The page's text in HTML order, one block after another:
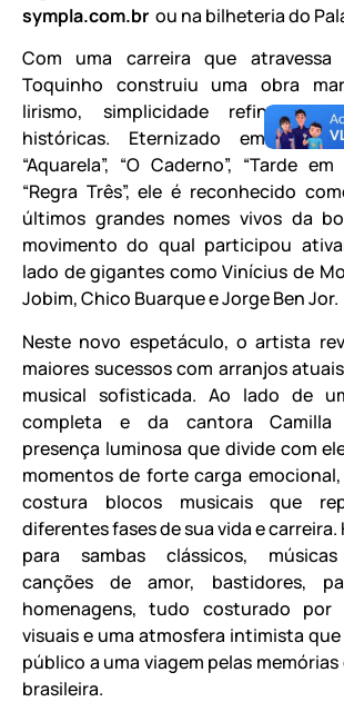
sympla.com.br ou na bilheteria do
Com uma carreira que atravessa
Toquinho construiu uma obra
lirismo, simplicidade refinada e
históricas. Eternizado em
“Aquarela”, “O Caderno”, “Tarde
“Regra Três”, ele é reconhecido
últimos grandes nomes vivos da
movimento do qual participou
lado de gigantes como Vinícius de
Jobim, Chico Buarque e Jorge Ben Jor.
Neste novo espetáculo, o artista
maiores sucessos com arranjos
musical sofisticada. Ao lado de
completa e da cantora Camilla
presença luminosa que divide com
momentos de forte carga
costura blocos musicais que
diferentes fases de sua vida e carreira.
para sambas clássicos,
canções de amor, bastidores,
homenagens, tudo costurado por
visuais e uma atmosfera intimista
público a uma viagem pelas memórias
brasileira.